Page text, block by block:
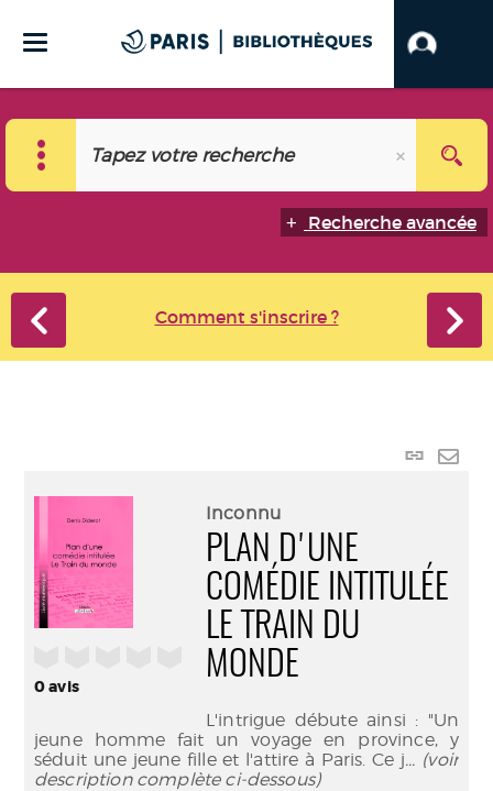
Recherche avancée
Comment s'inscrire ?
Lien
0avis
Inconnu
PLAN D'UNE
COMÉDIE INTITULÉE
LE TRAIN DU
MONDE
L'intrigue débute ainsi : "Un
jeune homme fait un voyage en province, y
séduit une jeune fille et l'attire à Paris. Ce j... (voir
description complète ci-dessous)